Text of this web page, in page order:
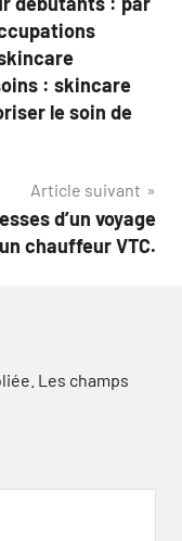
: skincare
le soin de
Article suivant
d’un voyage
chauffeur VTC.
Les champs